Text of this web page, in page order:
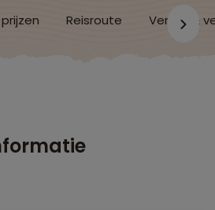
Reisroute Verblijf &